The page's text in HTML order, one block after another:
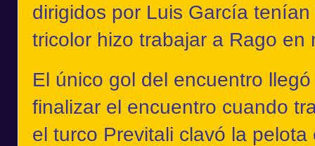
dirigidos por Luis García
tricolor hizo trabajar a Rago
El único gol del encuentro
finalizar el encuentro cuando
el turco Previtali clavó la